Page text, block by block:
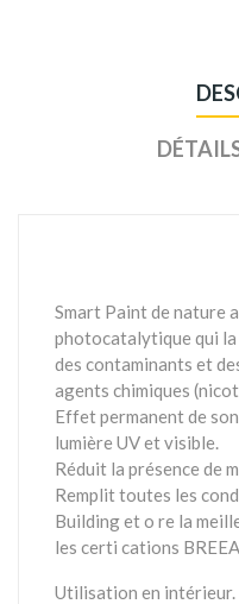
Smart Paint de nature
photocatalytique qui la
des contaminants et
agents chimiques
Effet permanent de
lumière UV et visible.
Réduit la présence de
Remplit toutes les
Building et o re la
les certi cations
Utilisation en intérieur.